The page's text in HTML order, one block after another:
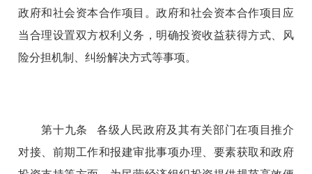
政府和社会资本合作项目。政府和社会资本合作项目应
当合理设置双方权利义务，明确投资收益获得方式、风
险分担机制、纠纷解决方式等事项。
第十九条 各级人民政府及其有关部门在项目推介
对接、前期工作和报建审批事项办理、要素获取和政府